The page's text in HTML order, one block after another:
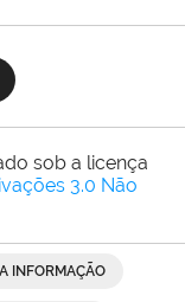
sob a licença
3.0 Não
INFORMAÇÃO